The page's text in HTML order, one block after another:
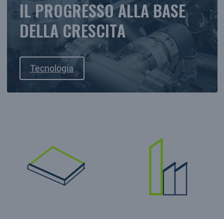
IL PROGRESSO ALLA BASE
DELLA CRESCITA
Tecnologia